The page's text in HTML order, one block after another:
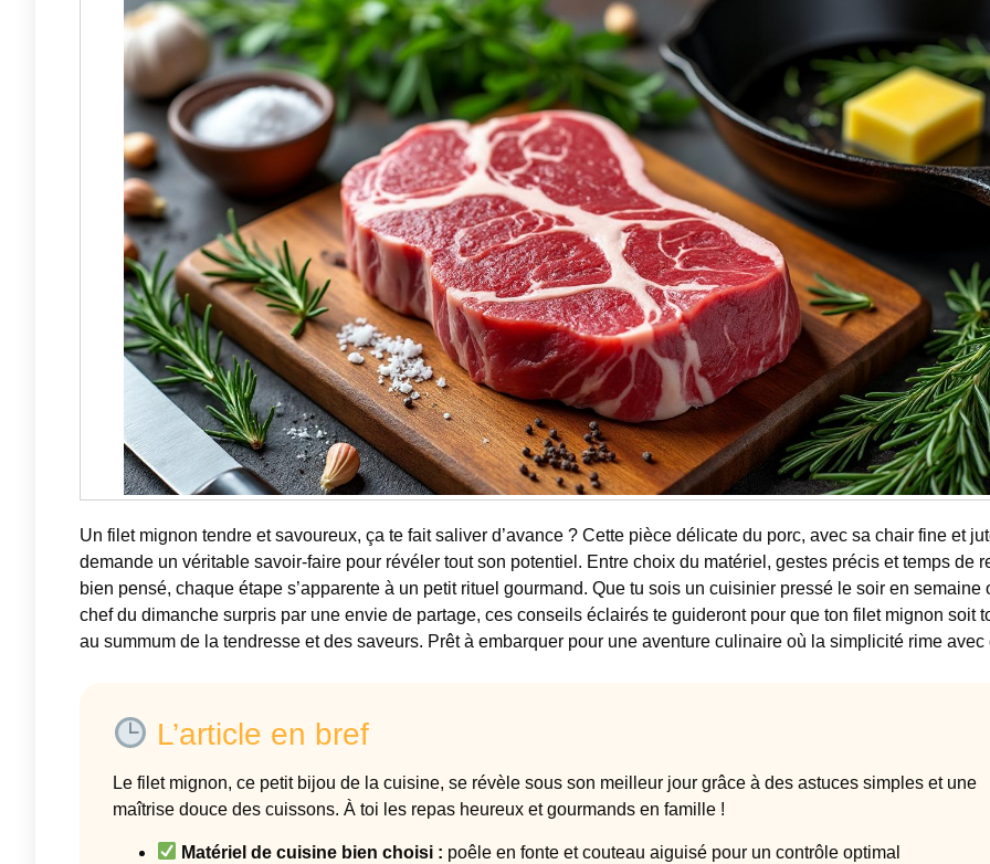
Un filet mignon tendre et savoureux, ça te fait saliver d’avance ? Cette pièce délicate du porc, avec sa chair fine et
demande un véritable savoir-faire pour révéler tout son potentiel. Entre choix du matériel, gestes précis et temps de
bien pensé, chaque étape s’apparente à un petit rituel gourmand. Que tu sois un cuisinier pressé le soir en semaine
chef du dimanche surpris par une envie de partage, ces conseils éclairés te guideront pour que ton filet mignon soit
au summum de la tendresse et des saveurs. Prêt à embarquer pour une aventure culinaire où la simplicité rime avec
L’article en bref
Le filet mignon, ce petit bijou de la cuisine, se révèle sous son meilleur jour grâce à des astuces simples et une
maîtrise douce des cuissons. À toi les repas heureux et gourmands en famille !
Matériel de cuisine bien choisi : poêle en fonte et couteau aiguisé pour un contrôle optimal